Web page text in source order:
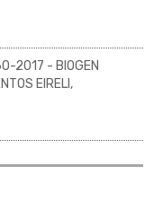
2017 - BIOGEN
EIRELI,